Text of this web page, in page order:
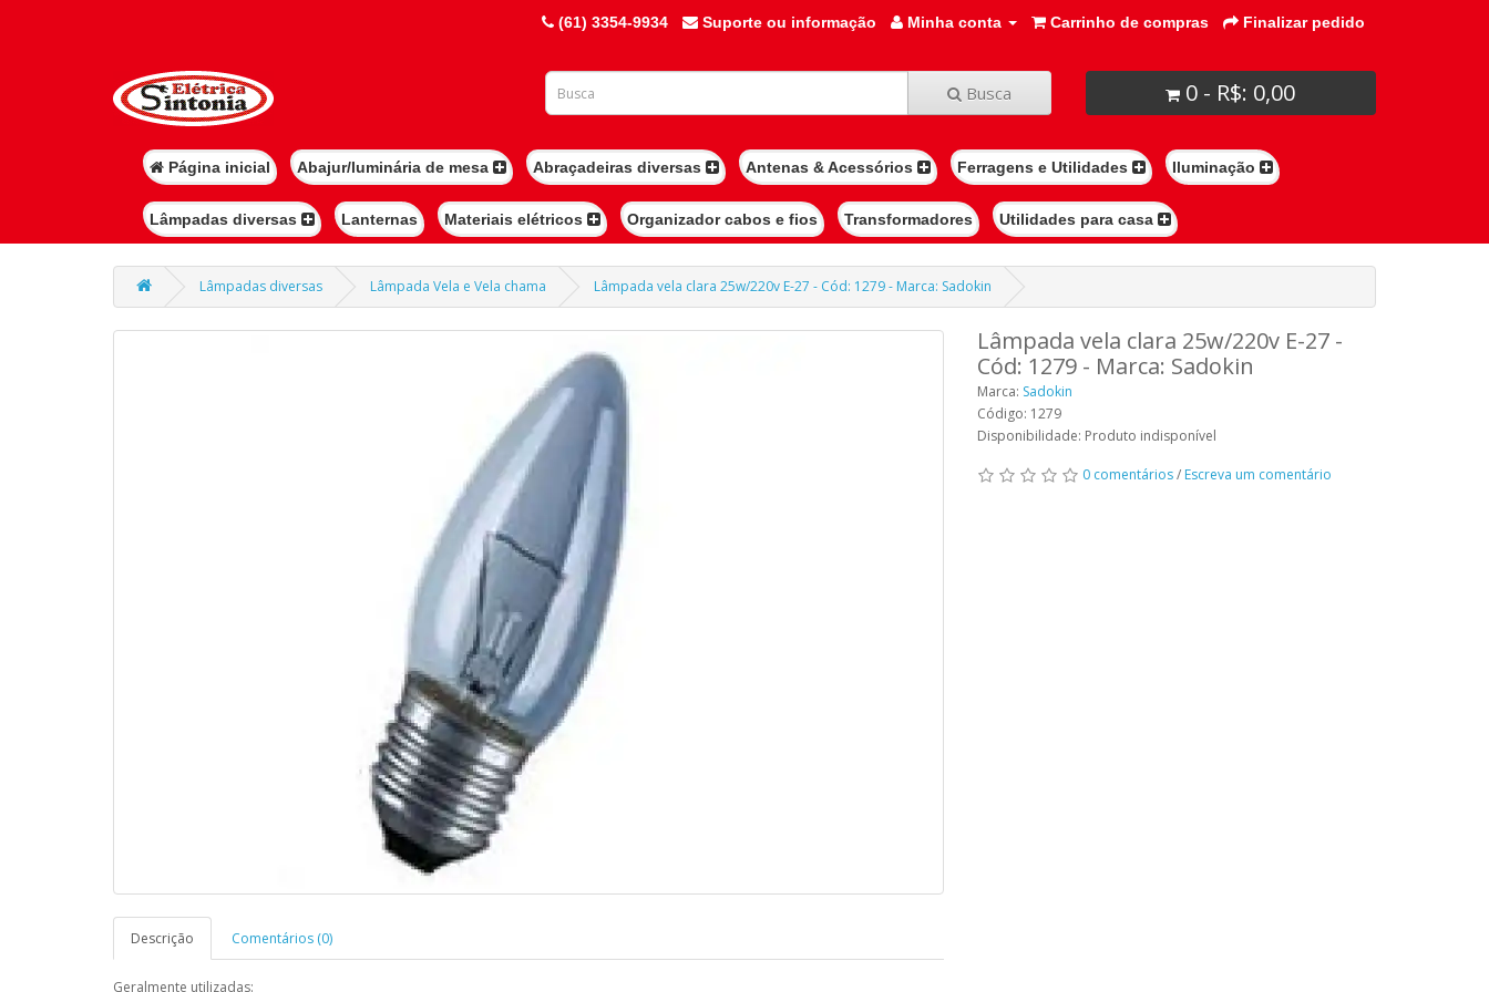
(61) 3354-9934 Suporte ou informação Minha conta Carrinho de compras Finalizar pedido
Busca 0 - R$: 0,00
Página inicial Abajur/luminária de mesa Abraçadeiras diversas Antenas & Acessórios Ferragens e Utilidades Iluminação
Lâmpadas diversas Lanternas Materiais elétricos Organizador cabos e fios Transformadores Utilidades para casa
Lâmpadas diversas Lâmpada Vela e Vela chama Lâmpada vela clara 25w/220v E-27 - Cód: 1279 - Marca: Sadokin
Descrição Comentários (0)
Geralmente utilizadas:
Lâmpada vela clara 25w/220v E-27 -
Cód: 1279 - Marca: Sadokin
Marca: Sadokin
Código: 1279
Disponibilidade: Produto indisponível
0 comentários/ Escreva um comentário